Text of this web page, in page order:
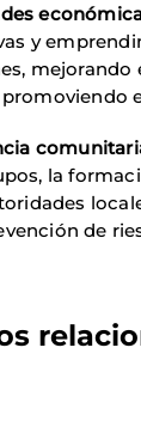
y
mejorando
la
de